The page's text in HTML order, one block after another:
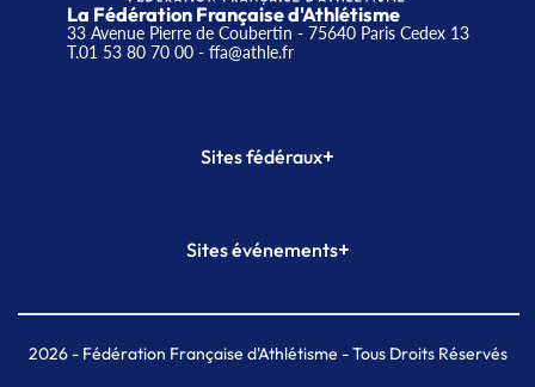
La Fédération Française d'Athlétisme
33 Avenue Pierre de Coubertin - 75640 Paris Cedex 13
T.01 53 80 70 00- ffa@athle.fr
Sites fédéraux+
Plateforme Formation
Sites événements+
Meeting de Paris indoor
MAIF Ekiden de Paris
2026- Fédération Française d'Athlétisme - Tous Droits Réservés